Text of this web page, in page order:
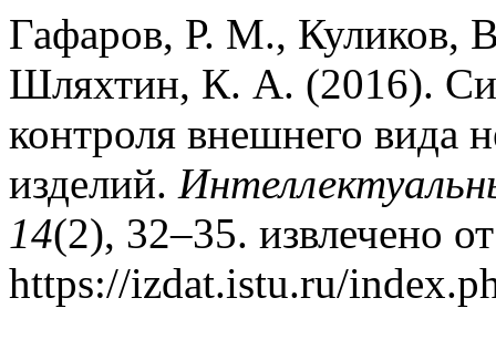
Гафаров, Р. М., Куликов,
Шляхтин, К. А. (2016).
контроля внешнего вида
изделий.
14(2), 32–35. извлечено от
https://izdat.istu.ru/